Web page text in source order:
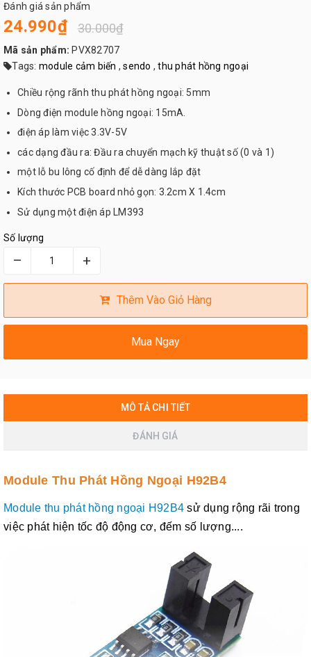
Đánh giá sản phẩm
24.990₫ 30.000₫
Mã sản phẩm: PVX82707
Tags: module cảm biến ,sendo ,thu phát hồng ngoại
Chiều rộng rãnh thu phát hồng ngoại: 5mm
Dòng điện module hồng ngoại: 15mA.
điện áp làm việc 3.3V-5V
các dạng đầu ra: Đầu ra chuyển mạch kỹ thuật số (0 và 1)
một lỗ bu lông cố định để dễ dàng lắp đặt
Kích thước PCB board nhỏ gọn: 3.2cm X 1.4cm
Sử dụng một điện áp LM393
Số lượng
– +
Thêm Vào Giỏ Hàng
Mua Ngay
MÔ TẢ CHI TIẾT
ĐÁNH GIÁ
Module Thu Phát Hồng Ngoại H92B4
Module thu phát hồng ngoại H92B4sử dụng rộng rãi trong
việc phát hiện tốc độ động cơ, đếm số lượng....